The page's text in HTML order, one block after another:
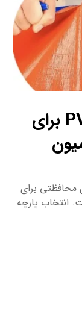
برندهای معتبر پارچه PVC برای
محافظتی برای
انتخاب پارچه